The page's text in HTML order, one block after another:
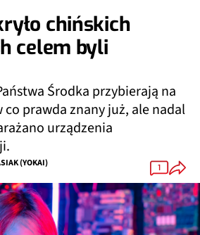
chińskich
celem byli
Środka przybierają na
co prawda znany już, ale nadal
urządzenia
(YOKAI)
1